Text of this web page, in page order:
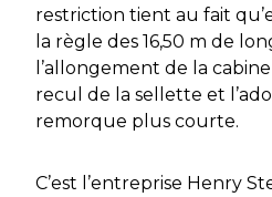
restriction tient au fait
la règle des 16,50 m de
l’allongement de la
recul de la sellette et
remorque plus courte.
C’est l’entreprise Henry